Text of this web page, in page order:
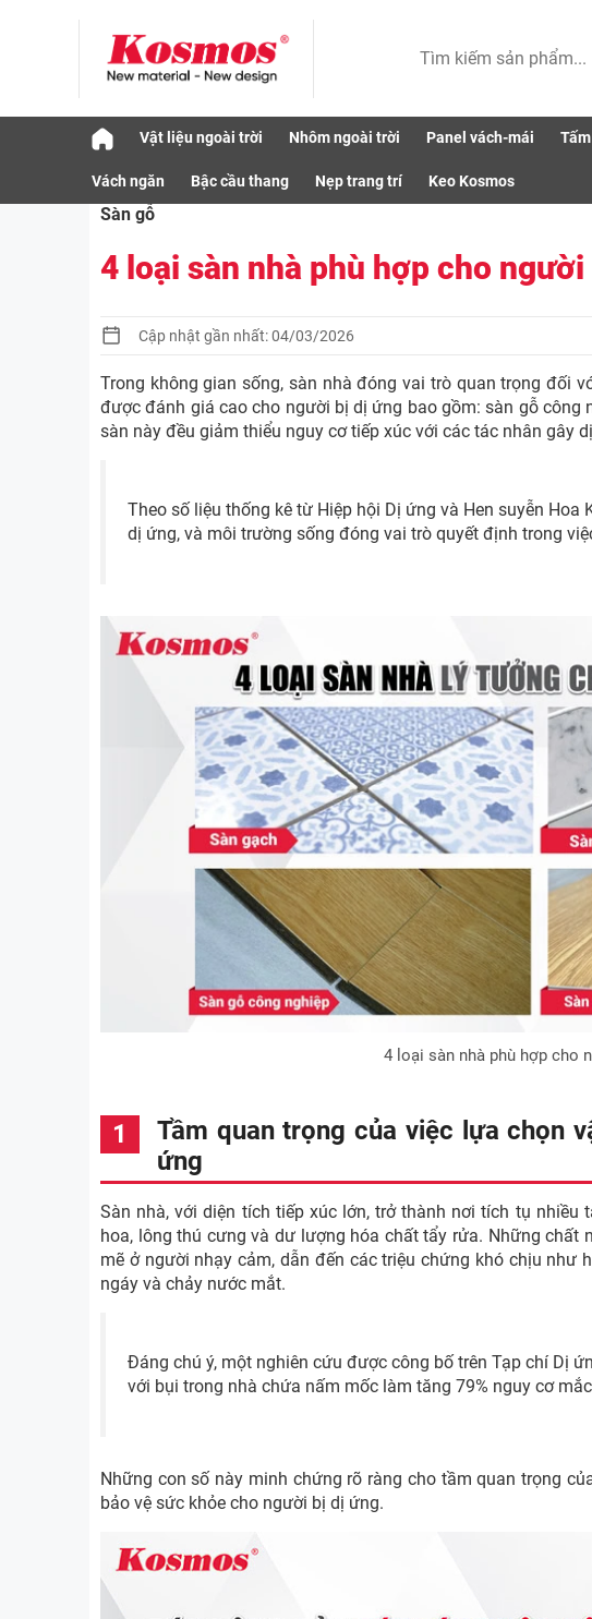
Vật liệu ngoài trời Nhôm ngoài trời Panel vách-mái
Vách ngăn Bậc cầu thang Nẹp trang trí Keo Kosmos
Sàn gỗ
4 loại sàn nhà phù hợp cho
Cập nhật gần nhất: 04/03/2026
Trong không gian sống, sàn nhà đóng vai trò quan trọng đối
được đánh giá cao cho người bị dị ứng bao gồm: sàn gỗ công
sàn này đều giảm thiểu nguy cơ tiếp xúc với các tác nhân gây
Theo số liệu thống kê từ Hiệp hội Dị ứng và Hen suyễn Hoa
dị ứng, và môi trường sống đóng vai trò quyết định trong
4 loại sàn nhà phù hợp cho
Tầm quan trọng của việc lựa chọn
ứng
Sàn nhà, với diện tích tiếp xúc lớn, trở thành nơi tích tụ
hoa, lông thú cưng và dư lượng hóa chất tẩy rửa. Những
mẽ ở người nhạy cảm, dẫn đến các triệu chứng khó chịu như
ngáy và chảy nước mắt.
Đáng chú ý, một nghiên cứu được công bố trên Tạp chí Dị
với bụi trong nhà chứa nấm mốc làm tăng 79% nguy cơ
Những con số này minh chứng rõ ràng cho tầm quan trọng
bảo vệ sức khỏe cho người bị dị ứng.